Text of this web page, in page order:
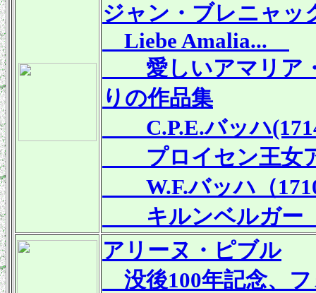
ジャン・ブレニャッ
Liebe Amalia...
愛しいアマリア
りの作品集
C.P.E.バッハ
プロイセン王女
W.F.バッハ（
キルンベルガー（
アリーヌ・ピブル
没後100年記念、